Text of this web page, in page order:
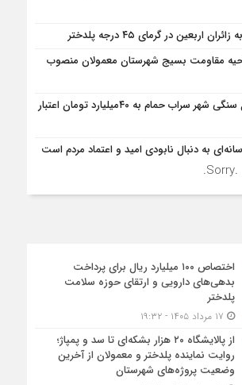
اربعین در گرمای ۴۵ درجه پلدختر
مقاومت بسیج شهرستان معمولان منصوب
برای احداث کانال سنگی شهر سراب حمام به ۴۰میلیارد تومان اعتبار
به دنبال نابودی امید و اعتماد مردم است
اختصاص ۱۰۰ میلیارد ریال برای پرداخت
بدهی‌های دارویی و ارتقای حوزه سلامت
پلدختر
از پالایشگاه ۲۰ هزار بشکه‌ای تا سد و پمپاژ؛
روایت نماینده پلدختر و معمولان از آخرین
وضعیت پروژه‌های شهرستان